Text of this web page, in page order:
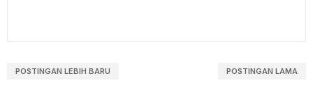
POSTINGAN LEBIH BARU POSTINGAN LAMA